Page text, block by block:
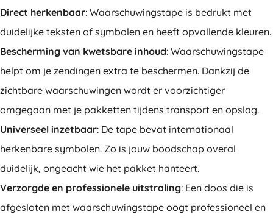
Direct herkenbaar: Waarschuwingstape is bedrukt met
duidelijke teksten of symbolen en heeft opvallende kleuren.
Bescherming van kwetsbare inhoud: Waarschuwingstape
helpt om je zendingen extra te beschermen. Dankzij de
zichtbare waarschuwingen wordt er voorzichtiger
omgegaan met je pakketten tijdens transport en opslag.
Universeel inzetbaar: De tape bevat internationaal
herkenbare symbolen. Zo is jouw boodschap overal
duidelijk, ongeacht wie het pakket hanteert.
Verzorgde en professionele uitstraling: Een doos die is
afgesloten met waarschuwingstape oogt professioneel en